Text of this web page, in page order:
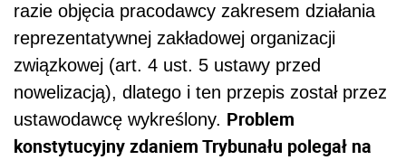
razie objęcia pracodawcy zakresem działania
reprezentatywnej zakładowej organizacji
związkowej (art. 4 ust. 5 ustawy przed
nowelizacją), dlatego i ten przepis został przez
ustawodawcę wykreślony. Problem
konstytucyjny zdaniem Trybunału polegał na